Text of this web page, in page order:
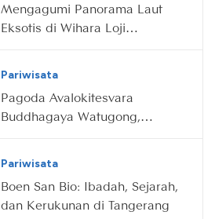
Mengagumi Panorama Laut
Eksotis di Wihara Loji
Pariwisata
Pagoda Avalokitesvara
Buddhagaya Watugong,
Pariwisata
Boen San Bio: Ibadah, Sejarah,
dan Kerukunan di Tangerang